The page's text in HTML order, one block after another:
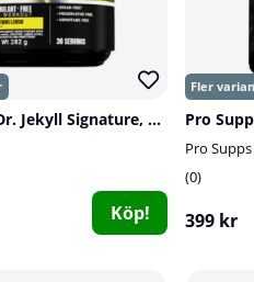
Pro Supps Dr. Jekyll Signature, 30 serv.
Köp!
Pro Supps
0
399 kr